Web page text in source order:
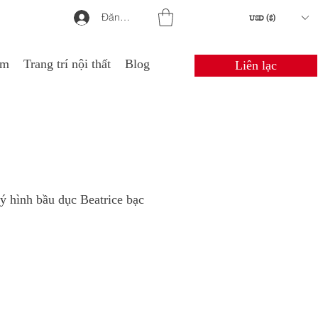
Đăng nhập USD ($)
Trang trí nội thất Blog Liên lạc
hình bầu dục Beatrice bạc